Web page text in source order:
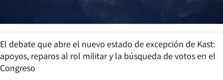
El debate que abre el nuevo estado de excepción de Kast:
apoyos, reparos al rol militar y la búsqueda de votos en el
Congreso